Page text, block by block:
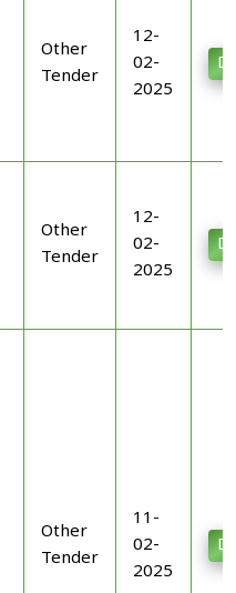
Other
Tender
12-
02-
2025
Other
Tender
12-
02-
2025
Other
Tender
11-
02-
2025